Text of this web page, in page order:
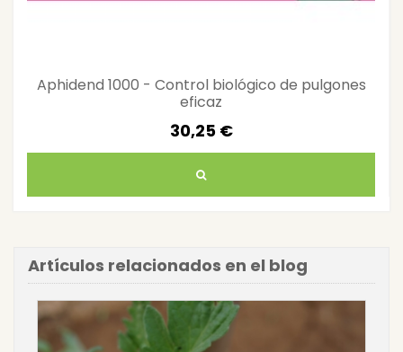
Aphidend 1000 - Control biológico de pulgones
eficaz
30,25 €
Artículos relacionados en el blog